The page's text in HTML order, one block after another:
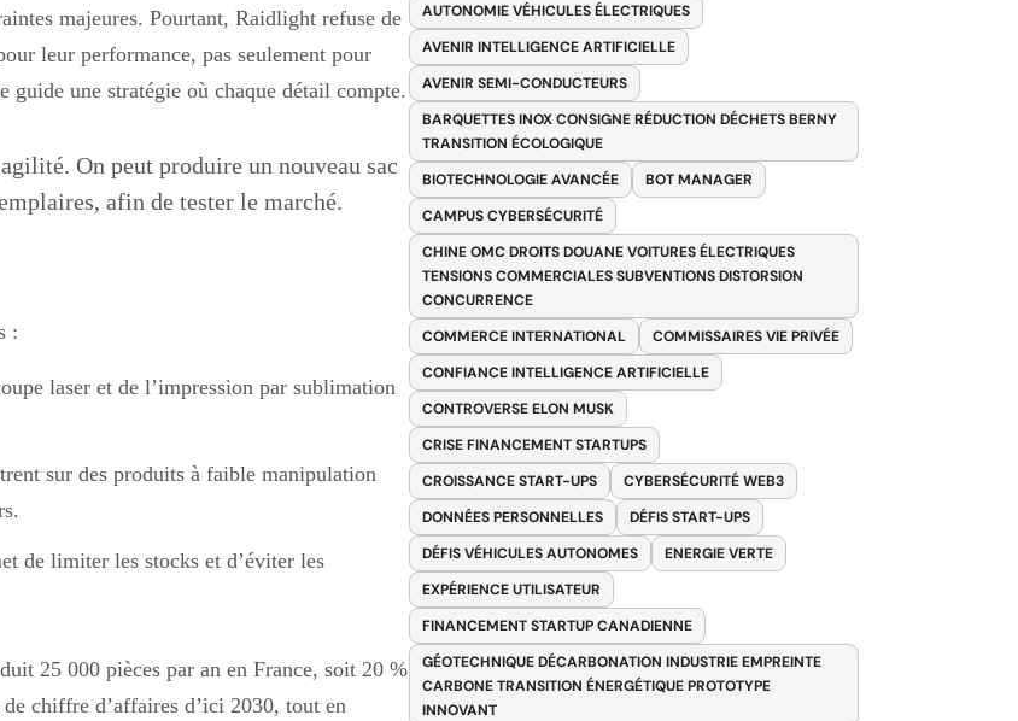
majeures. Pourtant, Raidlight refuse de
leur performance, pas seulement pour
une stratégie où chaque détail compte.
On peut produire un nouveau sac
afin de tester le marché.
:
laser et de l’impression par sublimation
sur des produits à faible manipulation
de limiter les stocks et d’éviter les
25 000 pièces par an en France, soit 20 %
chiffre d’affaires d’ici 2030, tout en
AUTONOMIE VÉHICULES ÉLECTRIQUES
AVENIR INTELLIGENCE ARTIFICIELLE
AVENIR SEMI-CONDUCTEURS
BARQUETTES INOX CONSIGNE RÉDUCTION DÉCHETS BERNY
TRANSITION ÉCOLOGIQUE
BIOTECHNOLOGIE AVANCÉE
BOT MANAGER
CAMPUS CYBERSÉCURITÉ
CHINE OMC DROITS DOUANE VOITURES ÉLECTRIQUES
TENSIONS COMMERCIALES SUBVENTIONS DISTORSION
CONCURRENCE
COMMERCE INTERNATIONAL
COMMISSAIRES VIE PRIVÉE
CONFIANCE INTELLIGENCE ARTIFICIELLE
CONTROVERSE ELON MUSK
CRISE FINANCEMENT STARTUPS
CROISSANCE START-UPS
CYBERSÉCURITÉ WEB3
DONNÉES PERSONNELLES
DÉFIS START-UPS
DÉFIS VÉHICULES AUTONOMES
ENERGIE VERTE
EXPÉRIENCE UTILISATEUR
FINANCEMENT STARTUP CANADIENNE
GÉOTECHNIQUE DÉCARBONATION INDUSTRIE EMPREINTE
CARBONE TRANSITION ÉNERGÉTIQUE PROTOTYPE
INNOVANT